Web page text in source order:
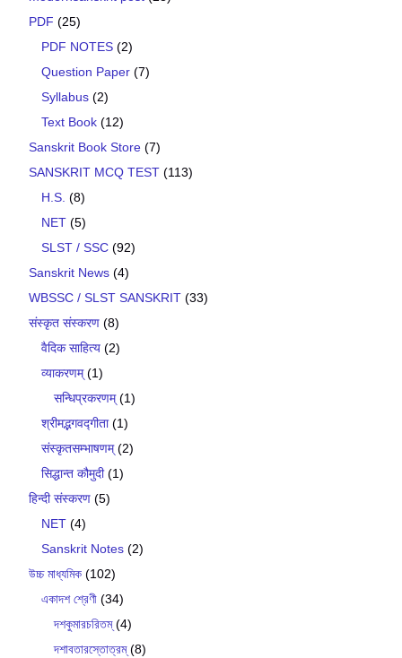
PDF (25)
PDF NOTES (2)
Question Paper (7)
Syllabus (2)
Text Book (12)
Sanskrit Book Store (7)
SANSKRIT MCQ TEST (113)
H.S. (8)
NET (5)
SLST / SSC (92)
Sanskrit News (4)
WBSSC / SLST SANSKRIT (33)
संस्कृत संस्करण (8)
वैदिक साहित्य (2)
व्याकरणम्(1)
सन्धिप्रकरणम्(1)
श्रीमद्भगवद्गीता(1)
संस्कृतसम्भाषणम्(2)
सिद्धान्त कौमुदी(1)
हिन्दी संस्करण (5)
NET (4)
Sanskrit Notes (2)
উচ্চ মাধ্যমিক (102)
একাদশ শ্রেণী (34)
দশকুমারচরিতম্(4)
দশাবতারস্তোত্রম্(8)